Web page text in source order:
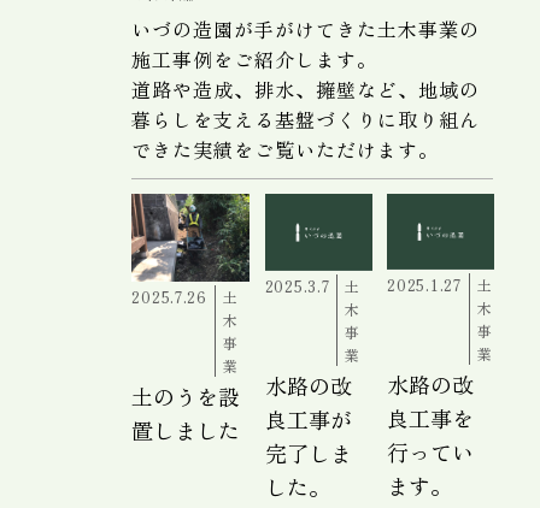
いづの造園が手がけてきた土木事業の
施工事例をご紹介します。
道路や造成、排水、擁壁など、地域の
暮らしを支える基盤づくりに取り組ん
できた実績をご覧いただけます。
2025.7.26
土
木
事
業
土のうを設
置しました
2025.3.7
土
木
事
業
水路の改
良工事が
完了しま
した。
2025.1.27
土
木
事
業
水路の改
良工事を
行ってい
ます。